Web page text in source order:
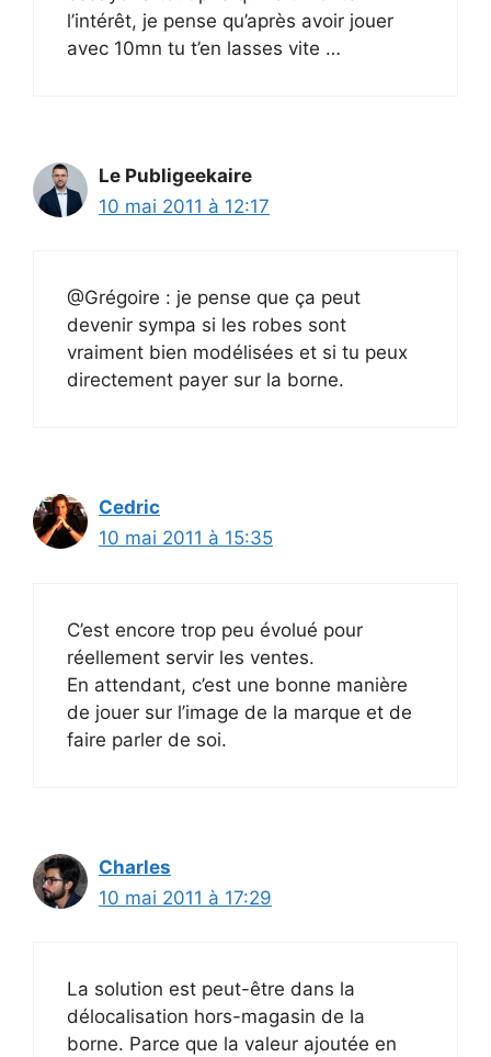
l’intérêt, je pense qu’après avoir jouer
avec 10mn tu t’en lasses vite …
Le Publigeekaire
10 mai 2011 à 12:17
@Grégoire : je pense que ça peut
devenir sympa si les robes sont
vraiment bien modélisées et si tu peux
directement payer sur la borne.
Cedric
10 mai 2011 à 15:35
C’est encore trop peu évolué pour
réellement servir les ventes.
En attendant, c’est une bonne manière
de jouer sur l’image de la marque et de
faire parler de soi.
Charles
10 mai 2011 à 17:29
La solution est peut-être dans la
délocalisation hors-magasin de la
borne. Parce que la valeur ajoutée en